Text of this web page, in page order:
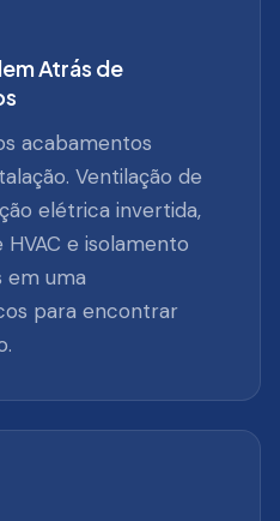
Atrás de
acabamentos
Ventilação de
elétrica invertida,
e isolamento
em uma
para encontrar